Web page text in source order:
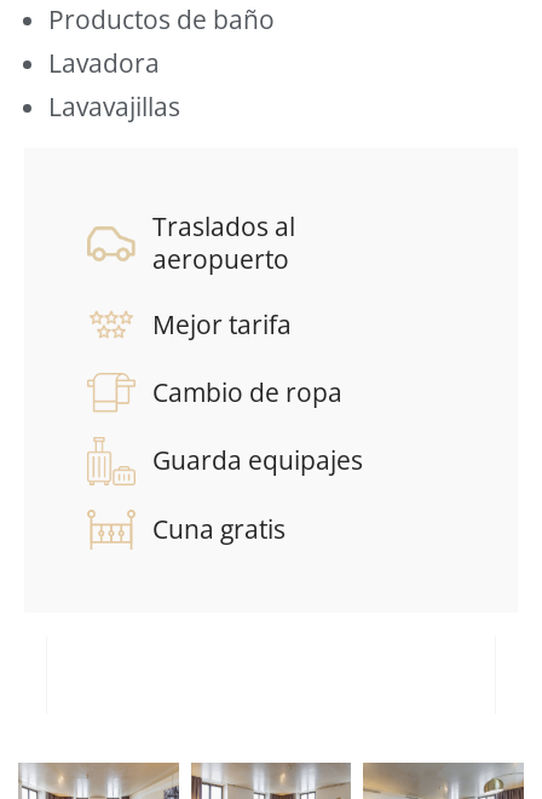
Productos de baño
Lavadora
Lavavajillas
Traslados al
aeropuerto
Mejor tarifa
Cambio de ropa
Guarda equipajes
Cuna gratis